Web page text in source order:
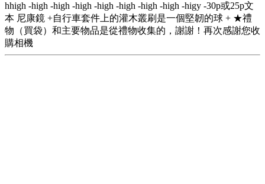
hhigh -high -high -high -high -high -high -high -higy -30p或25p文
本 尼康鏡 +自行車套件上的灌木叢刷是一個堅韌的球 + ★禮
物（買袋）和主要物品是從禮物收集的，謝謝！再次感謝您收
購相機